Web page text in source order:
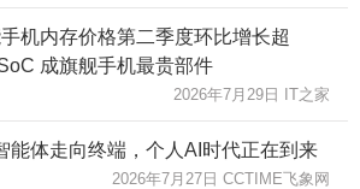
机内存价格第二季度环比增长超
成旗舰手机最贵部件
2026年7月29日 IT之家
能体走向终端，个人AI时代正在到来
2026年7月27日 CCTIME飞象网